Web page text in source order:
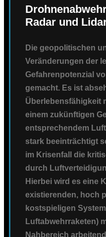
Radar und
Die geopolitischen
Veränderungen der
Gefahrenpotenzial
gemacht. Es ist
Überlebensfähigkeit
einem zukünftigen
entsprechendem
stark beeinträchtigt
im Krisenfall die
durch
Hierbei wird es eine
existierenden, hoch
kostspieligen
Luftabwehrraketen)
Nahbereich